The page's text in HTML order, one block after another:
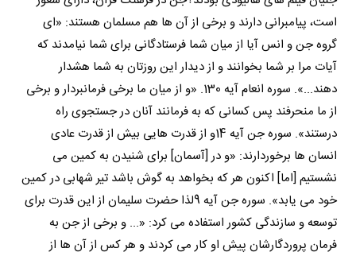
است، پیامبرانی دارند و برخی از آن ها هم مسلمان هستند: «ای
گروه جن و انس آیا از میان شما فرستادگانی برای شما نیامدند که
آیات مرا بر شما بخوانند و از دیدار این روزتان به شما هشدار
دهند...». سوره انعام آیه 130. «و از میان ما برخی فرمانبردار و برخی
از ما منحرفند پس کسانی که به فرمانند آنان در جستجوی راه
درستند». سوره جن آیه 14و از قدرت هایی بیش از قدرت عادی
انسان ها برخوردارند: «و در [آسمان] برای شنیدن به کمین می
نشستیم [اما] اکنون هر که بخواهد به گوش باشد تیر شهابی در کمین
خود می یابد». سوره جن آیه 9لذا حضرت سلیمان از این قدرت برای
توسعه و سازندگی کشور استفاده می کرد: «... و برخی از جن به
فرمان پروردگارشان پیش او کار می کردند و هر کس از آن ها از